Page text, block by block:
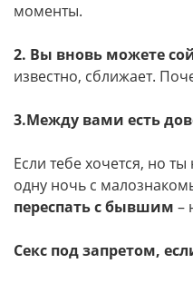
моменты.
2. Вы вновь можете
известно, сближает.
3.Между вами есть
Если тебе хочется, но
одну ночь с
переспать с бывшим –
Секс под запретом,